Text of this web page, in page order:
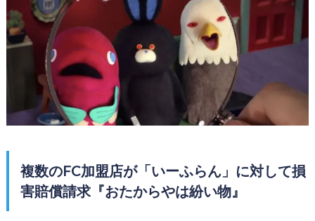
複数のFC加盟店が「いーふらん」に対して損
害賠償請求『おたからやは紛い物』